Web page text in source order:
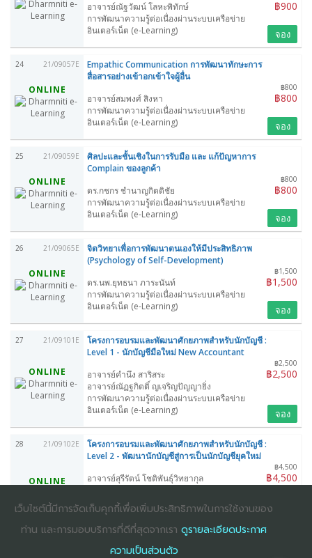
฿900
อาจารย์ณัฐวัฒน์ โลหะพิทักษ์
การพัฒนาความรู้ต่อเนื่องผ่านระบบเครือข่าย
อินเตอร์เน็ต (e-Learning)
จอง
24 21/09057E
ONLINE
Empathic Communication การพัฒนาทักษะการ
สื่อสารอย่างเข้าอกเข้าใจผู้อื่น
฿800
฿800
อาจารย์สมพงศ์ สิงหา
การพัฒนาความรู้ต่อเนื่องผ่านระบบเครือข่าย
อินเตอร์เน็ต (e-Learning)
จอง
25 21/09059E
ONLINE
ศิลปะและชั้นเชิงในการรับมือ และ แก้ปัญหาการ
Complain ของลูกค้า
฿800
฿800
ดร.กชกร ชำนาญกิตติชัย
การพัฒนาความรู้ต่อเนื่องผ่านระบบเครือข่าย
อินเตอร์เน็ต (e-Learning)
จอง
26 21/09065E
ONLINE
จิตวิทยาเพื่อการพัฒนาตนเองให้มีประสิทธิภาพ
(Psychology of Self-Development)
฿1,500
฿1,500
ดร.นพ.ยุทธนา ภาระนันท์
การพัฒนาความรู้ต่อเนื่องผ่านระบบเครือข่าย
อินเตอร์เน็ต (e-Learning)
จอง
27 21/09101E
ONLINE
โครงการอบรมและพัฒนาศักยภาพสำหรับนักบัญชี :
Level 1 - นักบัญชีมือใหม่ New Accountant
฿2,500
฿2,500
อาจารย์คำนึง สาริสระ
อาจารย์ณัฏฐกิตติ์ ญเจริญปัญญายิ่ง
การพัฒนาความรู้ต่อเนื่องผ่านระบบเครือข่าย
อินเตอร์เน็ต (e-Learning)
จอง
28 21/09102E
ONLINE
โครงการอบรมและพัฒนาศักยภาพสำหรับนักบัญชี :
Level 2 - พัฒนานักบัญชีสู่การเป็นนักบัญชียุคใหม่
฿4,500
฿4,500
อาจารย์สุรีรัตน์ โชติพันธุ์วิทยากุล
อาจารย์ณัฏฐกิตติ์ ญเจริญปัญญายิ่ง
การพัฒนาความรู้ต่อเนื่องผ่านระบบเครือข่าย
อินเตอร์เน็ต (e-Learning)
เว็บไซต์นี้มีการจัดเก็บคุกกี้เพื่อเพิ่มประสิทธิภาพในการใช้งานของ
ท่าน และการมอบบริการที่ดีที่สุดจากเรา ดูรายละเอียดประกาศ
ความเป็นส่วนตัว